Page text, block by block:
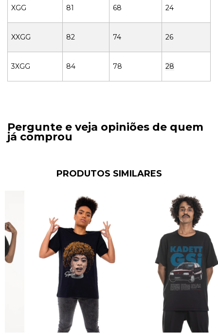
XGG 81 68 24
XXGG 82 74 26
3XGG 84 78 28
Pergunte e veja opiniões de quem
já comprou
PRODUTOS SIMILARES